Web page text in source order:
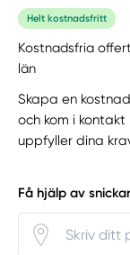
Helt kostnadsfritt
Kostnadsfria
län
Skapa en
och kom i
uppfyller dina
Få hjälp av